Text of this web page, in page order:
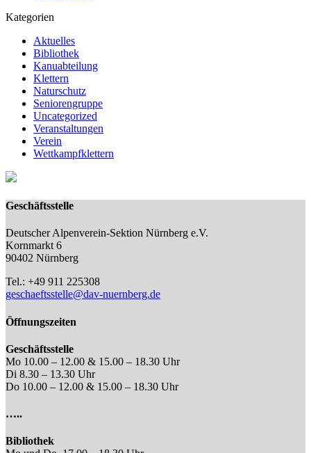
Kategorien
Aktuelles
Bibliothek
Kanuabteilung
Klettern
Naturschutz
Seniorengruppe
Uncategorized
Veranstaltungen
Verein
Wettkampfklettern
Geschäftsstelle
Deutscher Alpenverein-Sektion Nürnberg e.V.
Kornmarkt 6
90402 Nürnberg
Tel.: +49 911 225308
geschaeftsstelle@dav-nuernberg.de
Öffnungszeiten
Geschäftsstelle
Mo 10.00 – 12.00 & 15.00 – 18.30 Uhr
Di 8.30 – 13.30 Uhr
Do 10.00 – 12.00 & 15.00 – 18.30 Uhr
…..
Bibliothek